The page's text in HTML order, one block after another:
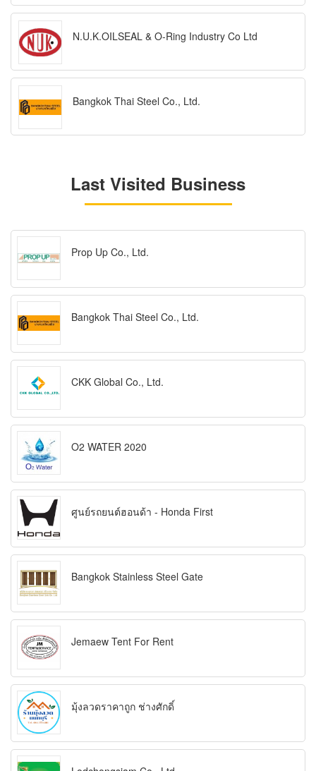
N.U.K.OILSEAL & O-Ring Industry Co Ltd
Bangkok Thai Steel Co., Ltd.
Last Visited Business
Prop Up Co., Ltd.
Bangkok Thai Steel Co., Ltd.
CKK Global Co., Ltd.
O2 WATER 2020
ศูนย์รถยนต์ฮอนด้า - Honda First
Bangkok Stainless Steel Gate
Jemaew Tent For Rent
มุ้งลวดราคาถูก ช่างศักดิ์